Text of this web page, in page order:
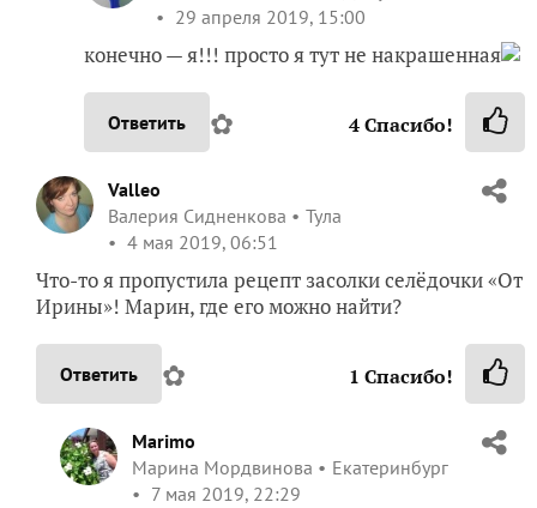
29 апреля 2019, 15:00
конечно — я!!! просто я тут не накрашенная
Ответить ✿ 4Спасибо!
Valleo
Валерия Сидненкова
Тула
4 мая 2019, 06:51
Что-то я пропустила рецепт засолки селёдочки «От
Ирины»! Марин, где его можно найти?
Ответить ✿ 1 Спасибо!
Marimo
Марина Мордвинова
Екатеринбург
7 мая 2019, 22:29